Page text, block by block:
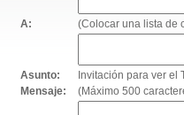
A: (Colocar una lista de
Asunto:
Invitación para ver el
Mensaje:
(Máximo 500